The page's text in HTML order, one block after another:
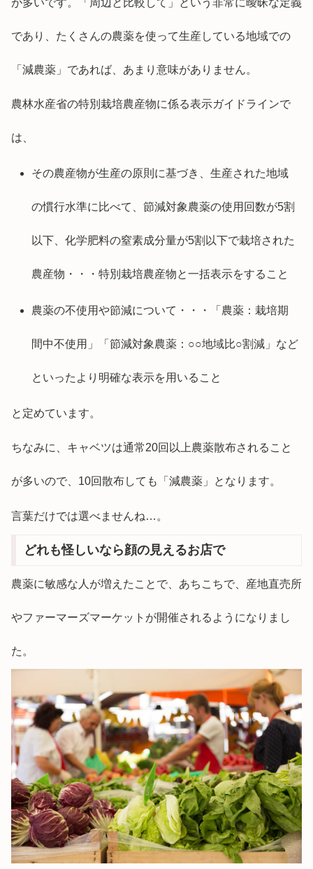
であり、たくさんの農薬を使って生産している地域での
「減農薬」であれば、あまり意味がありません。
農林水産省の特別栽培農産物に係る表示ガイドラインで
は、
その農産物が生産の原則に基づき、生産された地域
の慣行水準に比べて、節減対象農薬の使用回数が5割
以下、化学肥料の窒素成分量が5割以下で栽培された
農産物・・・特別栽培農産物と一括表示をすること
農薬の不使用や節減について・・・「農薬：栽培期
間中不使用」「節減対象農薬：○○地域比○割減」など
といったより明確な表示を用いること
と定めています。
ちなみに、キャベツは通常20回以上農薬散布されること
が多いので、10回散布しても「減農薬」となります。
言葉だけでは選べませんね…。
どれも怪しいなら顔の見えるお店で
農薬に敏感な人が増えたことで、あちこちで、産地直売所
やファーマーズマーケットが開催されるようになりまし
た。